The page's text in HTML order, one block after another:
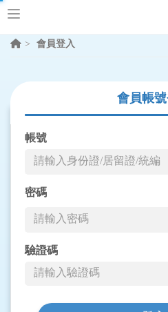
會員登入
會員帳
帳號
密碼
驗證碼